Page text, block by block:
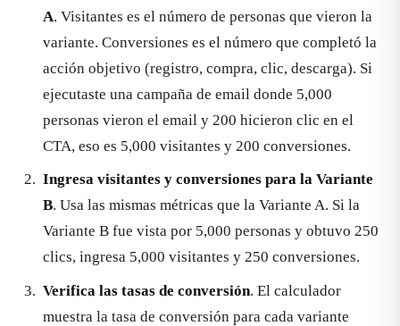
A. Visitantes es el número de personas que vieron la
variante. Conversiones es el número que completó la
acción objetivo (registro, compra, clic, descarga). Si
ejecutaste una campaña de email donde 5,000
personas vieron el email y 200 hicieron clic en el
CTA, eso es 5,000 visitantes y 200 conversiones.
Ingresa visitantes y conversiones para la Variante
B. Usa las mismas métricas que la Variante A. Si la
Variante B fue vista por 5,000 personas y obtuvo 250
clics, ingresa 5,000 visitantes y 250 conversiones.
Verifica las tasas de conversión. El calculador
muestra la tasa de conversión para cada variante